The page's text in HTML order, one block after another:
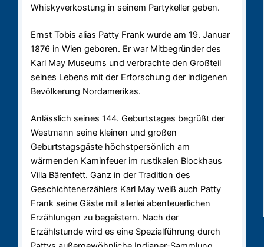
Whiskyverkostung in seinem Partykeller geben.
Ernst Tobis alias Patty Frank wurde am 19. Januar
1876 in Wien geboren. Er war Mitbegründer des
Karl May Museums und verbrachte den Großteil
seines Lebens mit der Erforschung der indigenen
Bevölkerung Nordamerikas.
Anlässlich seines 144. Geburtstages begrüßt der
Westmann seine kleinen und großen
Geburtstagsgäste höchstpersönlich am
wärmenden Kaminfeuer im rustikalen Blockhaus
Villa Bärenfett. Ganz in der Tradition des
Geschichtenerzählers Karl May weiß auch Patty
Frank seine Gäste mit allerlei abenteuerlichen
Erzählungen zu begeistern. Nach der
Erzählstunde wird es eine Spezialführung durch